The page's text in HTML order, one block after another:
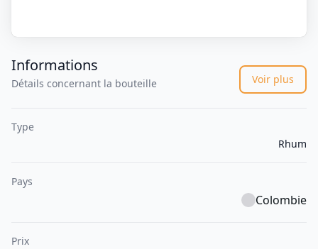
Informations
Détails concernant la bouteille Voir plus
Type
Rhum
Pays
Colombie
Prix